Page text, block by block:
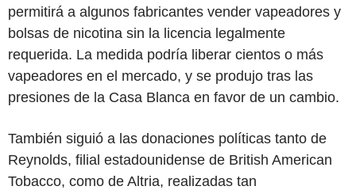
permitirá a algunos fabricantes vender vapeadores y
bolsas de nicotina sin la licencia legalmente
requerida. La medida podría liberar cientos o más
vapeadores en el mercado, y se produjo tras las
presiones de la Casa Blanca en favor de un cambio.
También siguió a las donaciones políticas tanto de
Reynolds, filial estadounidense de British American
Tobacco, como de Altria, realizadas tan